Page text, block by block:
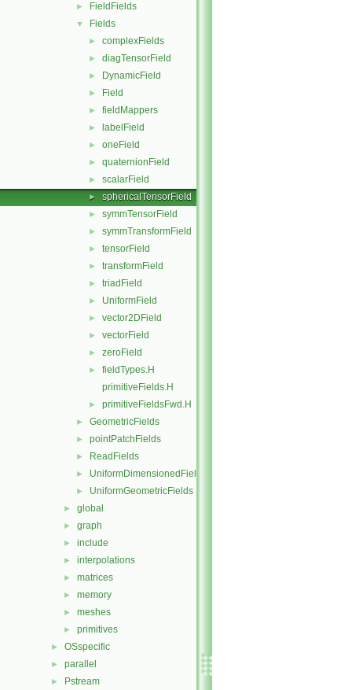
► FieldFields
▼ Fields
► complexFields
► diagTensorField
► DynamicField
► Field
► fieldMappers
► labelField
► oneField
► quaternionField
► scalarField
► sphericalTensorField
► symmTensorField
► symmTransformField
► tensorField
► transformField
► triadField
► UniformField
► vector2DField
► vectorField
► zeroField
►
fieldTypes.H
primitiveFields.H
► primitiveFieldsFwd.H
► GeometricFields
► pointPatchFields
► ReadFields
► UniformDimensionedFields
► UniformGeometricFields
► global
► graph
► include
► interpolations
► matrices
► memory
► meshes
► primitives
► OSspecific
► parallel
► Pstream